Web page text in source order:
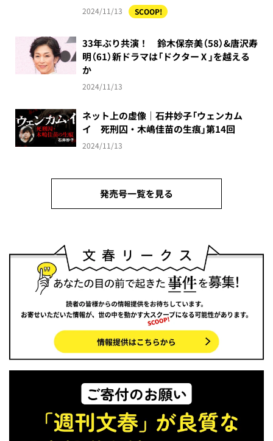
2024/11/13 SCOOP!
33年ぶり共演！ 鈴木保奈美（58）&唐沢寿
明（61）新ドラマは「ドクターⅩ」を越える
か
2024/11/13
ネット上の虚像｜石井妙子「ウェンカム
イ 死刑囚・木嶋佳苗の生痕」第14回
2024/11/13
発売号一覧を見る